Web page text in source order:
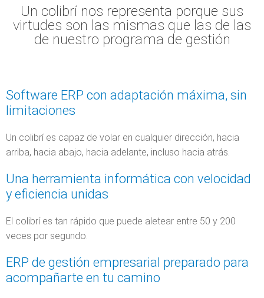
Un colibrí nos representa porque sus
virtudes son las mismas que las de las
de nuestro programa de gestión
Software ERP con adaptación máxima, sin
limitaciones
Un colibrí es capaz de volar en cualquier dirección, hacia
arriba, hacia abajo, hacia adelante, incluso hacia atrás.
Una herramienta informática con velocidad
y eficiencia unidas
El colibrí es tan rápido que puede aletear entre 50 y 200
veces por segundo.
ERP de gestión empresarial preparado para
acompañarte en tu camino